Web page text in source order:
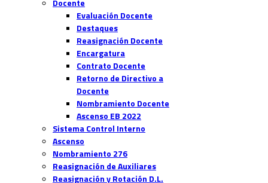
Docente
Evaluación Docente
Destaques
Reasignación Docente
Encargatura
Contrato Docente
Retorno de Directivo a
Docente
Nombramiento Docente
Ascenso EB 2022
Sistema Control Interno
Ascenso
Nombramiento 276
Reasignación de Auxiliares
Reasignación y Rotación D.L.